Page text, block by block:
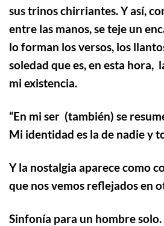
sus trinos chirriantes.Y así,
entre las manos, se teje un
lo forman los versos, los
soledad que es, en esta hora,
mi existencia.
“En mi ser (también) se
Mi identidad es la de nadie y
Y la nostalgia aparece como
que nos vemos reflejados en
Sinfonía para un hombre solo.